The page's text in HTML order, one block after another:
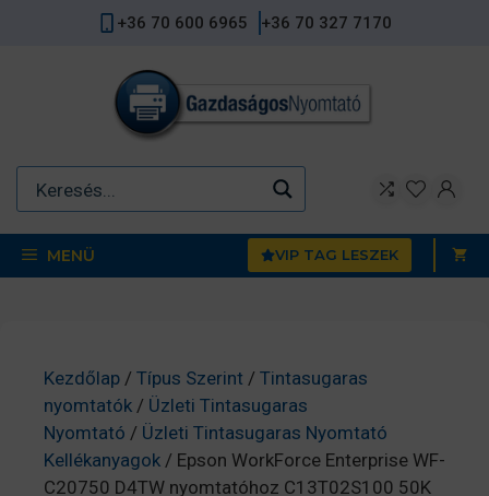
+36 70 600 6965 +36 70 327 7170
MENÜ VIP TAG LESZEK
Kezdőlap / Típus Szerint / Tintasugaras
nyomtatók / Üzleti Tintasugaras
Nyomtató / Üzleti Tintasugaras Nyomtató
Kellékanyagok / Epson WorkForce Enterprise WF-
C20750 D4TW nyomtatóhoz C13T02S100 50K